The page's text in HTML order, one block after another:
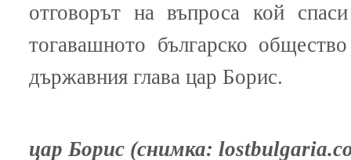
отговорът на въпроса кой
тогавашното българско
държавния глава цар Борис.
цар Борис (снимка: